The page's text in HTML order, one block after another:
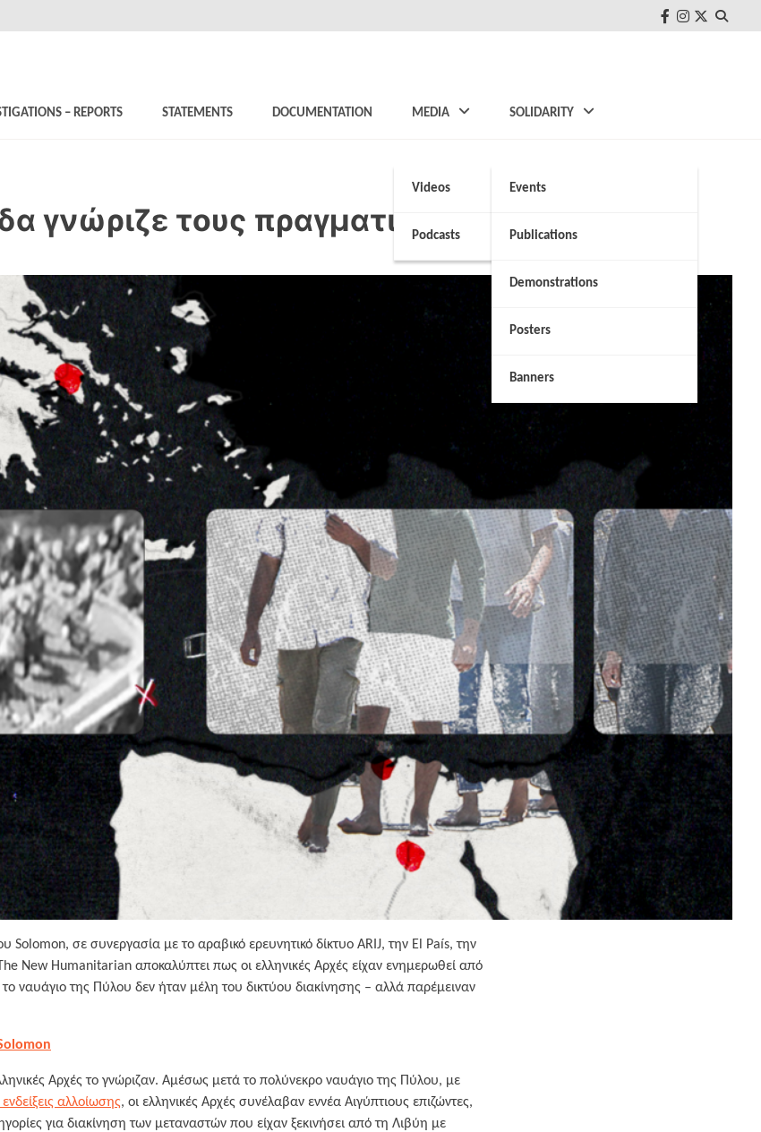
FB Instagram
Twitter
– REPORTS STATEMENTS DOCUMENTATION MEDIA
Videos
Podcasts
SOLIDARITY
Events
Publications
Demonstrations
Posters
Banners
γνώριζε τους πραγματικούς διακινητές
Solomon, σε συνεργασία με το αραβικό ερευνητικό δίκτυο ARIJ, την El País, την
New Humanitarian αποκαλύπτει πως οι ελληνικές Αρχές είχαν ενημερωθεί από
ναυάγιο της Πύλου δεν ήταν μέλη του δικτύου διακίνησης – αλλά παρέμειναν
Αρχές το γνώριζαν. Αμέσως μετά το πολύνεκρο ναυάγιο της Πύλου, με
αλλοίωσης, οι ελληνικές Αρχές συνέλαβαν εννέα Αιγύπτιους επιζώντες,
για διακίνηση των μεταναστών που είχαν ξεκινήσει από τη Λιβύη με